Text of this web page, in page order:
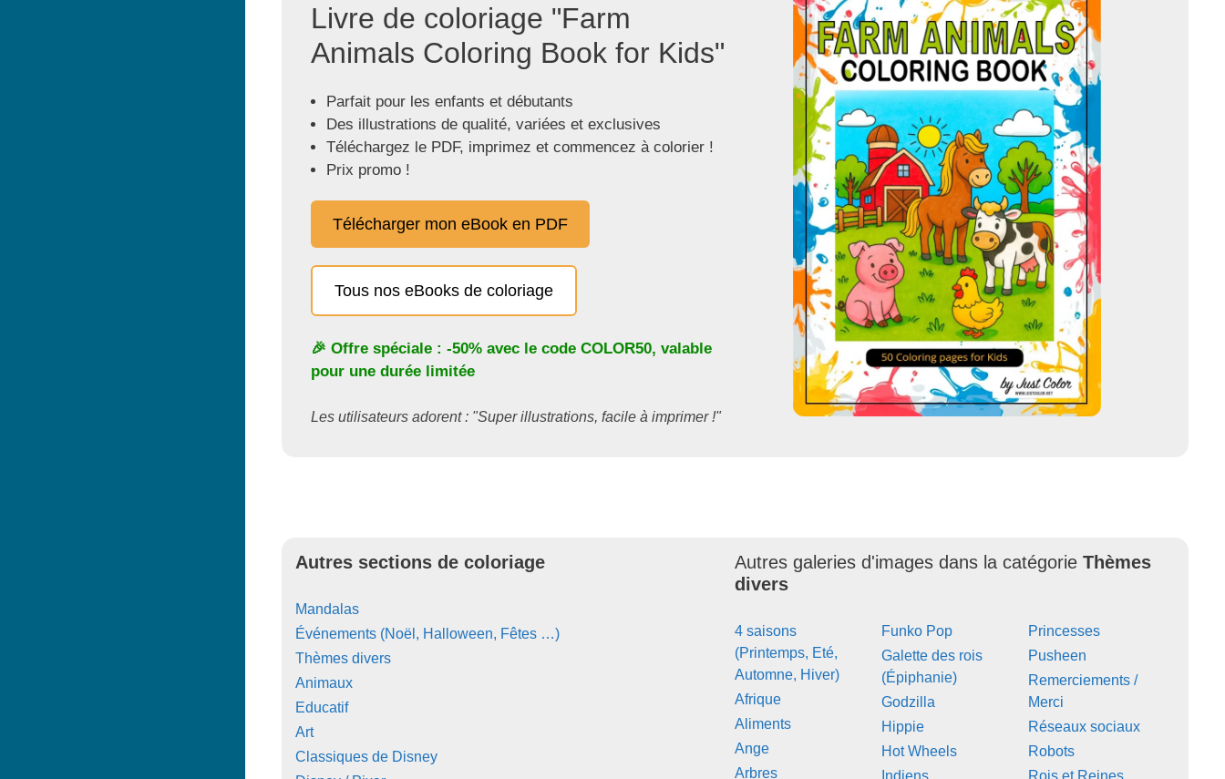
Livre de coloriage "Farm
Animals Coloring Book for Kids"
Parfait pour les enfants et débutants
Des illustrations de qualité, variées et exclusives
Téléchargez le PDF, imprimez et commencez à colorier !
Prix promo !
Télécharger mon eBook en PDF
Tous nos eBooks de coloriage
🎉 Offre spéciale : -50% avec le code COLOR50, valable
pour une durée limitée
Les utilisateurs adorent : "Super illustrations, facile à imprimer !"
Autres sections de coloriage
Mandalas
Événements (Noël, Halloween, Fêtes …)
Thèmes divers
Animaux
Educatif
Art
Classiques de Disney
Autres galeries d'images dans la catégorieThèmes
divers
4 saisons
(Printemps, Eté,
Automne, Hiver)
Afrique
Aliments
Ange
Arbres
Funko Pop
Galette des rois
(Épiphanie)
Godzilla
Hippie
Hot Wheels
Indiens
Princesses
Pusheen
Remerciements /
Merci
Réseaux sociaux
Robots
Rois et Reines